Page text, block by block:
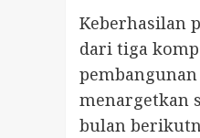
Keberhasilan
dari tiga
menargetkan
bulan